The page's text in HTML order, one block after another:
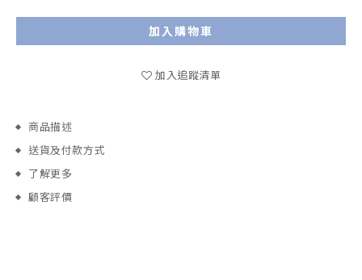
加入購物車
加入追蹤清單
商品描述
送貨及付款方式
了解更多
顧客評價